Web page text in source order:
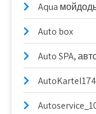
Aqua
Auto box
Auto SPA,
AutoKartel174